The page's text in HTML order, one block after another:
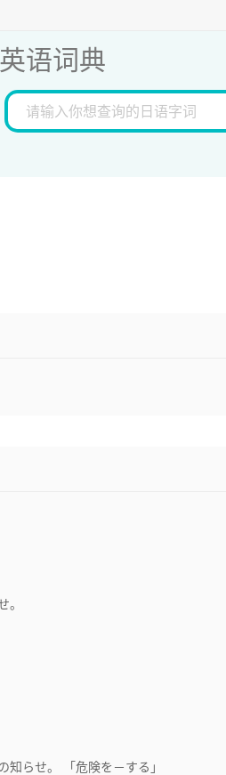
英语词典
。
らせ。 「危険を－する」